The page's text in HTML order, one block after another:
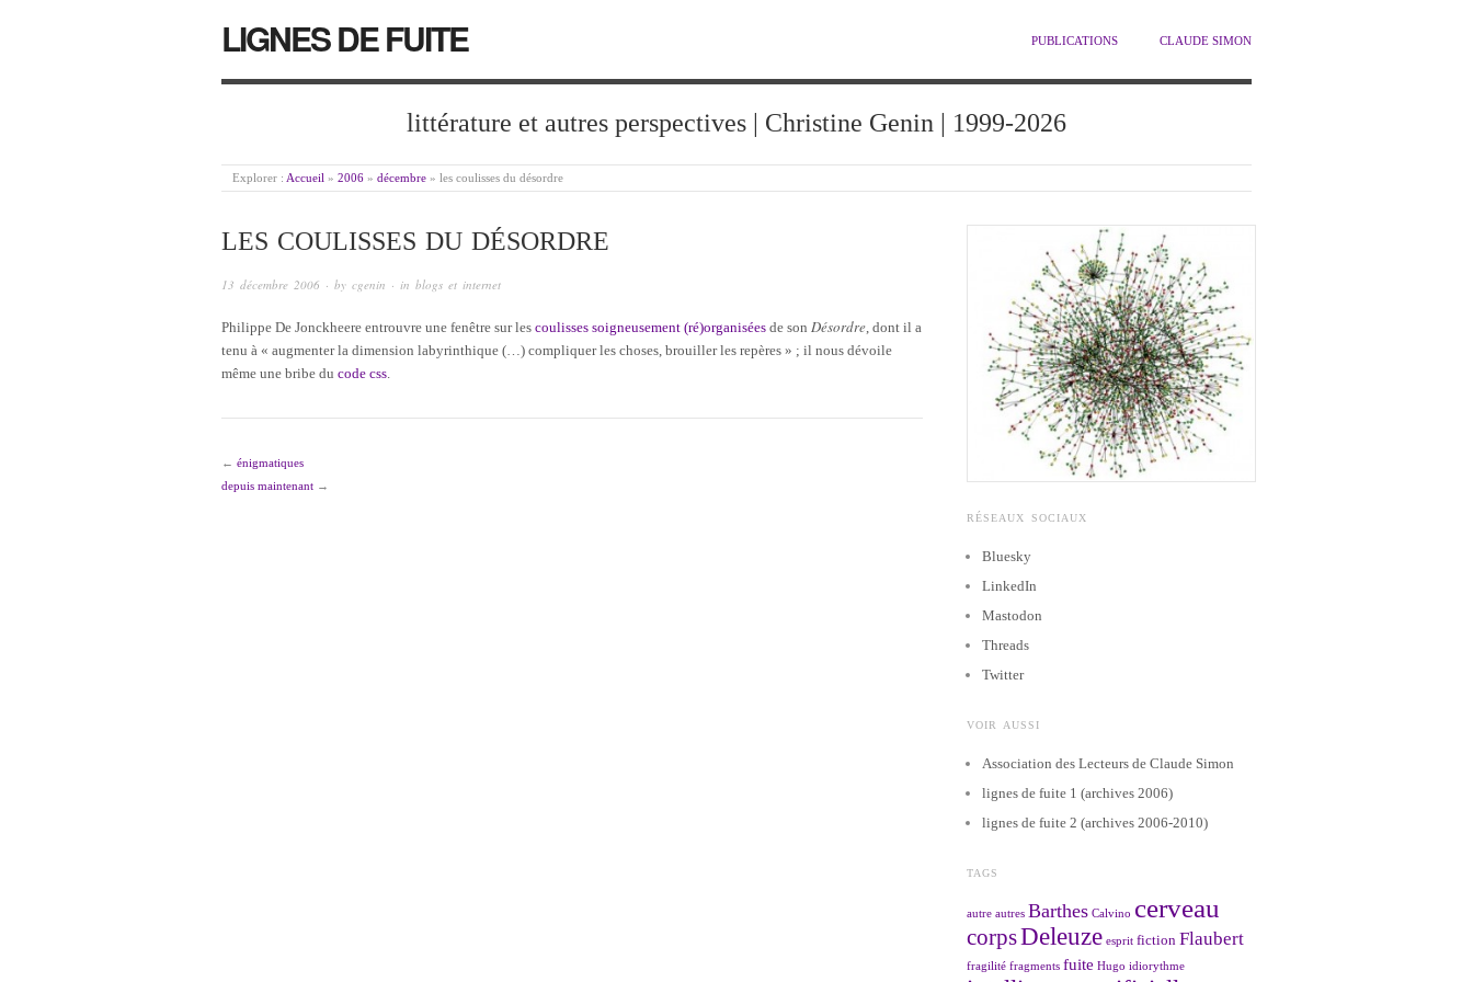
LIGNES DE FUITE PUBLICATIONS CLAUDE SIMON
littérature et autres perspectives | Christine Genin | 1999-2026
Explorer : Accueil » 2006 » décembre » les coulisses du désordre
LES COULISSES DU DÉSORDRE
13 décembre 2006 · by cgenin · in blogs et internet
Philippe De Jonckheere entrouvre une fenêtre sur les coulisses soigneusement (ré)organisées de son Désordre , dont il a
tenu à « augmenter la dimension labyrinthique (…) compliquer les choses, brouiller les repères » ; il nous dévoile
même une bribe du code css
← énigmatiques
depuis maintenant →
RÉSEAUX SOCIAUX
Bluesky
LinkedIn
Mastodon
Threads
Twitter
VOIR AUSSI
Association des Lecteurs de Claude Simon
lignes de fuite 1 (archives 2006)
lignes de fuite 2 (archives 2006-2010)
TAGS
autre autres Barthes Calvino cerveau
corpsDeleuze esprit fiction Flaubert
fragilité fragments fuite Hugo idiorythme